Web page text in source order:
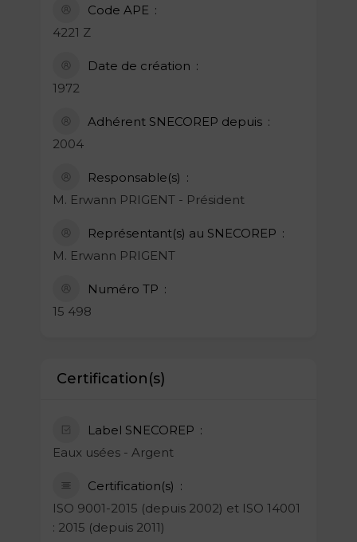
Code APE
4221 Z
Date de création
1972
Adhérent SNECOREP depuis
2004
Responsable(s)
M. Erwann PRIGENT - Président
Représentant(s) au SNECOREP
M. Erwann PRIGENT
Numéro TP
15 498
Certification(s)
Label SNECOREP
Eaux usées - Argent
Certification(s)
ISO 9001-2015 (depuis 2002) et ISO 14001
: 2015 (depuis 2011)